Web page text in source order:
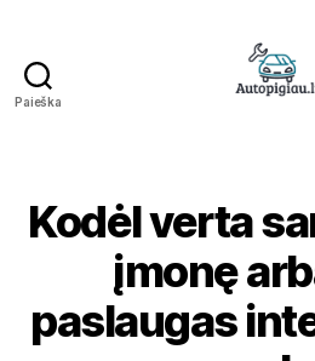
Paieška
Kodėl verta
įmonę
paslaugas